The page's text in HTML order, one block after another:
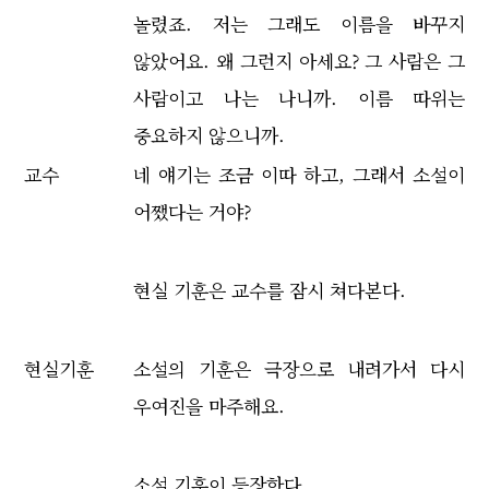
놀렸죠. 저는 그래도 이름을 바꾸지
않았어요. 왜 그런지 아세요? 그 사람은 그
사람이고 나는 나니까. 이름 따위는
중요하지 않으니까.
교수
네 얘기는 조금 이따 하고, 그래서 소설이
어쨌다는 거야?
현실 기훈은 교수를 잠시 쳐다본다.
현실기훈
소설의 기훈은 극장으로 내려가서 다시
우여진을 마주해요.